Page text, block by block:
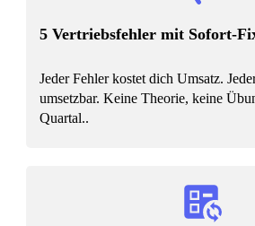
5 Vertriebsfehler mit Sofort-
Jeder Fehler kostet dich Umsatz.
umsetzbar. Keine Theorie, keine
Quartal..